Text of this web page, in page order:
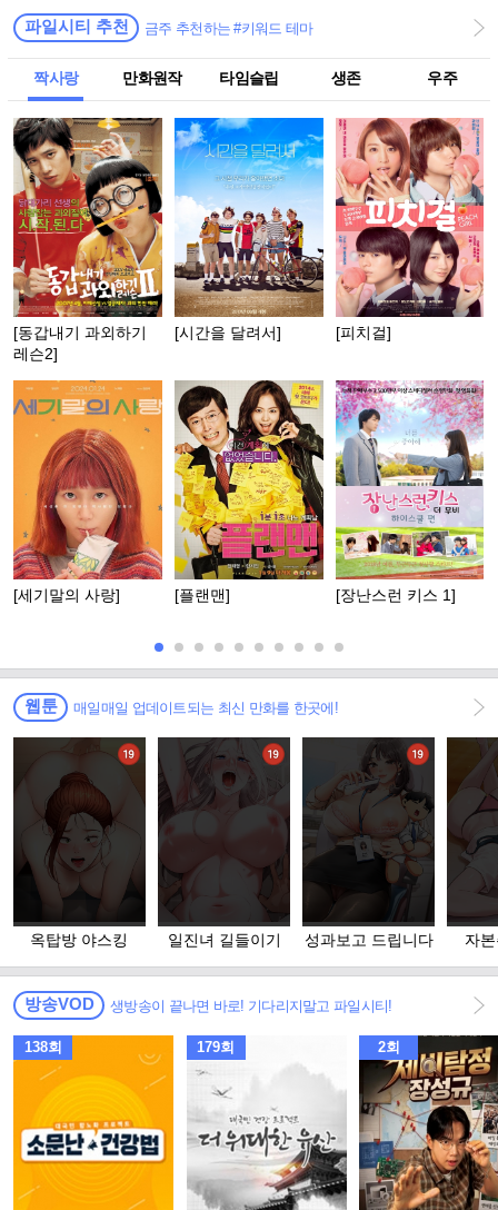
파일시티 추천 금주 추천하는 #키워드 테마
짝사랑 만화원작 타임슬립 생존 우주
[동갑내기 과외하기
레슨2]
[시간을 달려서] [피치걸]
[세기말의 사랑] [플랜맨] [장난스런 키스 1]
웹툰 매일매일 업데이트되는 최신 만화를 한곳에!
옥탑방 야스킹 일진녀 길들이기 성과보고 드립니다 자
방송VOD 생방송이 끝나면 바로! 기다리지말고 파일시티!
138회 179회 2회